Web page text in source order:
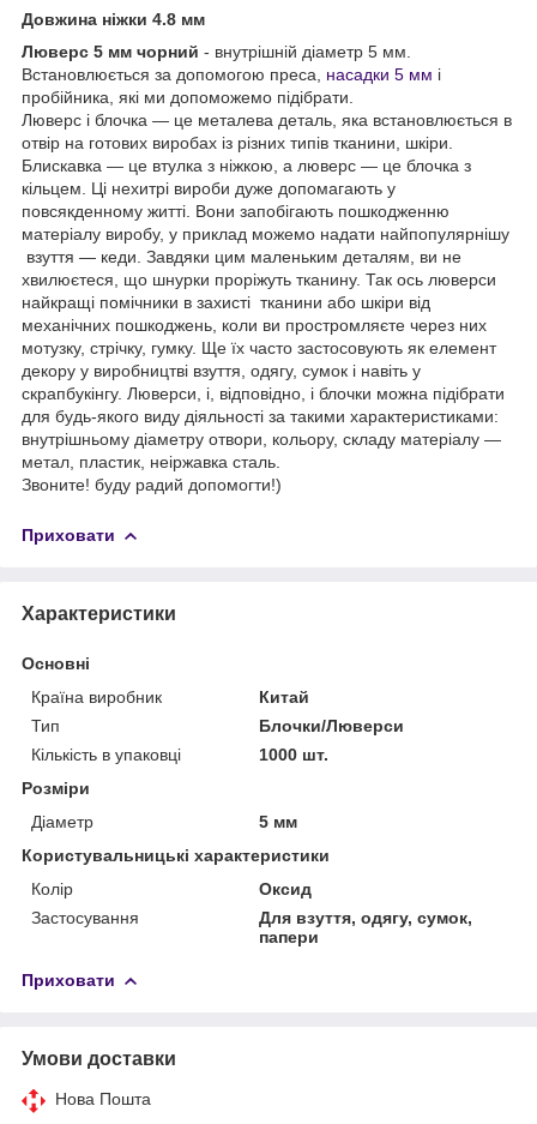
Довжина ніжки 4.8 мм
Люверс 5 мм чорний - внутрішній діаметр 5 мм.
Встановлюється за допомогою преса, насадки 5 мм і
пробійника, які ми допоможемо підібрати.
Люверс і блочка — це металева деталь, яка встановлюється в
отвір на готових виробах із різних типів тканини, шкіри.
Блискавка — це втулка з ніжкою, а люверс — це блочка з
кільцем. Ці нехитрі вироби дуже допомагають у
повсякденному житті. Вони запобігають пошкодженню
матеріалу виробу, у приклад можемо надати найпопулярнішу
взуття — кеди. Завдяки цим маленьким деталям, ви не
хвилюєтеся, що шнурки проріжуть тканину. Так ось люверси
найкращі помічники в захисті тканини або шкіри від
механічних пошкоджень, коли ви простромляєте через них
мотузку, стрічку, гумку. Ще їх часто застосовують як елемент
декору у виробництві взуття, одягу, сумок і навіть у
скрапбукінгу. Люверси, і, відповідно, і блочки можна підібрати
для будь-якого виду діяльності за такими характеристиками:
внутрішньому діаметру отвори, кольору, складу матеріалу —
метал, пластик, неіржавка сталь.
Звоните! буду радий допомогти!)
Приховати
Характеристики
Основні
Країна виробник
Китай
Тип
Блочки/Люверси
Кількість в упаковці
1000 шт.
Розміри
Діаметр
5 мм
Користувальницькі характеристики
Колір
Оксид
Застосування
Для взуття, одягу, сумок,
папери
Приховати
Умови доставки
Нова Пошта